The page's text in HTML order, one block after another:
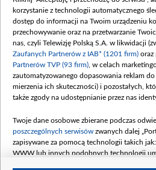
Procedura zgłoszeń
korzystanie z technologii automatycznego
dostęp do informacji na Twoim urządzeniu
przechowywanie oraz na przetwarzanie
nas, czyli Telewizję Polską S.A. w likwidacji
Zaufanych Partnerów z IAB* (1201 firm) oraz
Partnerów TVP (93 firm) , w celach
zautomatyzowanego dopasowania reklam
mierzenia ich skuteczności) i pozostałych,
także zgody na udostępnianie przez nas
Twoje dane osobowe zbierane podczas
poszczególnych serwisów zwanych dalej
zapisywane za pomocą technologii takich
WWW lub innych podobnych technologii